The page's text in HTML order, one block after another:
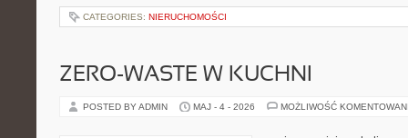
CATEGORIES: NIERUCHOMOŚCI
ZERO-WASTE W KUCHNI
POSTED BY ADMIN MAJ - 4 - 2026 MOŻLIWOŚĆ